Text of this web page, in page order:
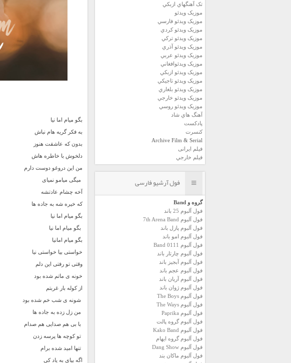
تک آهنگهاي ازبکي
موزيک ويدئو
موزيک ويدئو فارسي
موزيک ويدئو كردي
موزيک ويدئو تركي
موزيک ويدئو آذري
موزيک ويدئو عربي
موزيک ويدئوافغاني
موزيک ويدئو ازبكي
موزيک ويدئو تاجيكي
موزيک ويدئو بلغاري
موزيک ويدئو خارجي
موزيک ويدئو روسي
آهنگ هاي شاد
پادكست
كنسرت
Archive Film & Serial
فیلم ایرانی
فیلم خارجي
فول آرشیو فارسی
گروه و Band
فول آلبوم 25 باند
فول آلبوم 7th Arena Band
فول آلبوم پازل باند
فول آلبوم امو باند
فول آلبوم 0111 Band
فول آلبوم چارتار باند
فول آلبوم آبجيز باند
فول آلبوم عجم باند
فول آلبوم آريان باند
فول آلبوم ژوان باند
فول آلبوم The Boys
فول آلبوم The Ways
فول آلبوم Paprika
فول آلبوم گروه پالت
فول آلبوم Kako Band
فول آلبوم گروه ایهام
فول آلبوم Dang Show
فول آلبوم ماکان بند
بگو میام اما نیا
به فکر گریه هام نباش
بدون که عاشقت هنوز
دلخوش با خاطره هاش
من این دروغو دوست دارم
میگی میامو نمیای
آخه چشام عادتشه
که خیره شه به جاده ها
بگو میام اما نیا
بگو میام اما نیا
بگو میام امانیا
خواستی بیا خواستی نیا
وقتی تو رفتی این دلم
خونه ی ماتم شده بود
از کوله بار غربتم
شونه ی شب خم شده بود
من زل زده به جاده ها
با بی هم صدایی هم صدام
تو کوچه ها پرسه زدن
تنها امید شده برام
اگه بیای به یاد کی